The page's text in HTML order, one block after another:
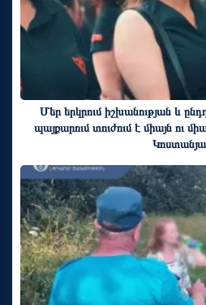
Մեր երկրում իշխանության և
պայքարում տուժում է միայն ու